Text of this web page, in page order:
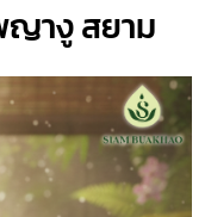
างู สยาม